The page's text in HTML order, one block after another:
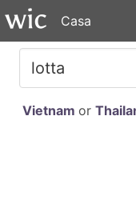
Casa
Vietnam or